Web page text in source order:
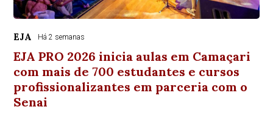
EJA Há 2 semanas
EJA PRO 2026 inicia aulas em Camaçari
com mais de 700 estudantes e cursos
profissionalizantes em parceria com o
Senai